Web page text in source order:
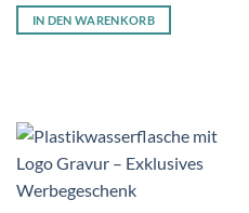
IN DEN WARENKORB